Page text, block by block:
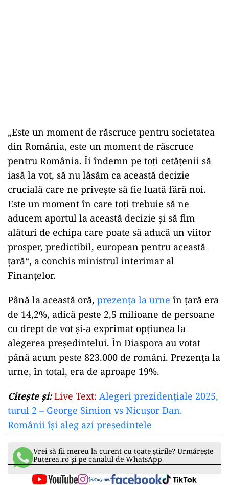
„Este un moment de răscruce pentru societatea
din România, este un moment de răscruce
pentru România. Îi îndemn pe toți cetățenii să
iasă la vot, să nu lăsăm ca această decizie
crucială care ne privește să fie luată fără noi.
Este un moment în care toți trebuie să ne
aducem aportul la această decizie și să fim
alături de echipa care poate să aducă un viitor
prosper, predictibil, european pentru această
țară“, a conchis ministrul interimar al
Finanțelor.
Până la această oră, prezența la urne în țară era
de 14,2%, adică peste 2,5 milioane de persoane
cu drept de vot și-a exprimat opțiunea la
alegerea președintelui. În Diaspora au votat
până acum peste 823.000 de români. Prezența la
urne, în total, era de aproape 19%.
Citește și:Live Text: Alegeri prezidențiale 2025,
turul 2 – George Simion vs Nicușor Dan.
Românii își aleg azi președintele
Vrei să fii mereu la curent cu toate știrile? Urmărește
Puterea.ro și pe canalul de WhatsApp